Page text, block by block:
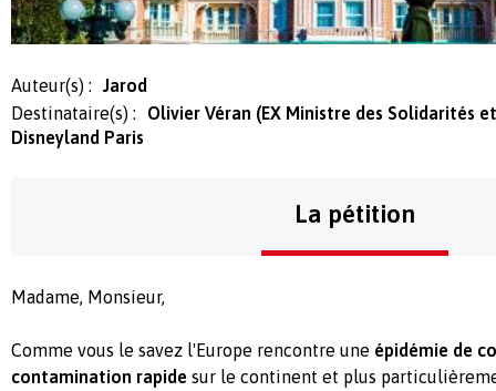
Auteur(s) :
Jarod
Destinataire(s) :
Olivier Véran (EX Ministre des Solidarités
Disneyland Paris
La pétition
Madame, Monsieur,
Comme vous le savez l'Europe rencontre une épidémie de
contamination rapide sur le continent et plus